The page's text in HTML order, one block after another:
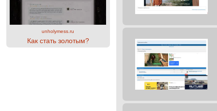
unholymess.ru
Как стать золотым?